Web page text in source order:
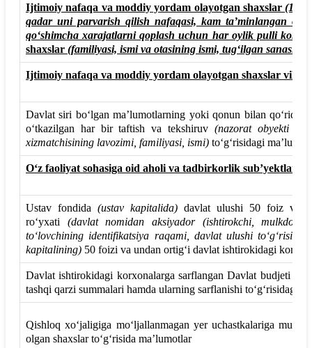
Ijtimoiy nafaqa va moddiy yordam olayotgan shaxslar(14
qadar uni parvarish qilish nafaqasi, kam ta’minlangan
qo‘shimcha xarajatlarni qoplash uchun har oylik pulli
shaxslar (familiyasi, ismi va otasining ismi, tug‘ilgan sanasi)
Ijtimoiy nafaqa va moddiy yordam olayotgan shaxslar
Davlat siri bo‘lgan ma’lumotlarning yoki qonun bilan
o‘tkazilgan har bir taftish va tekshiruv (nazorat obyekti
xizmatchisining lavozimi, familiyasi, ismi) to‘g‘risidagi
O‘z faoliyat sohasiga oid aholi va tadbirkorlik sub’yektlari
Ustav fondida (ustav kapitalida) davlat ulushi 50 foiz va
ro‘yxati (davlat nomidan aksiyador (ishtirokchi, mulkdor)
to‘lovchining identifikatsiya raqami, davlat ulushi
kapitalining) 50 foizi va undan ortig‘i davlat ishtirokidagi
Davlat ishtirokidagi korxonalarga sarflangan Davlat budjeti
tashqi qarzi summalari hamda ularning sarflanishi to‘g‘risidagi
Qishloq xo‘jaligiga mo‘ljallanmagan yer uchastkalariga
olgan shaxslar to‘g‘risida ma’lumotlar